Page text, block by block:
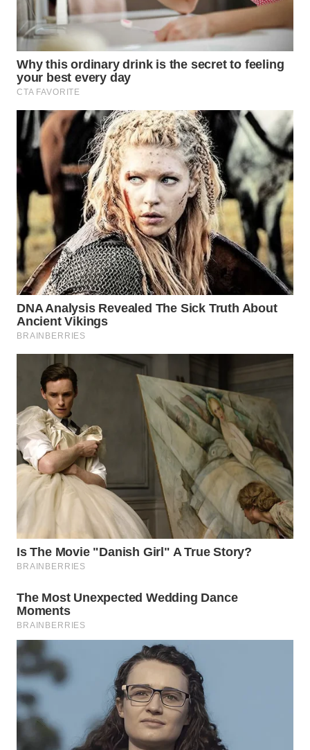
WN
PRIANGAN
TIMUR
WN
WN
SOLO
WN
BOROBUDUR
WN
MADURA
WN
SURABAYA
WN
NATUNA
WN
BINTAN
WN
MANDALIKA
WN
LIKUPANG
WN
LABUANBAJO
WN
BORNEO
Wahana
Group
WAHANA
NEWS